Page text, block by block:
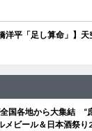
洋平「足し算命」】
国各地から大集結 “
メビール＆日本酒祭